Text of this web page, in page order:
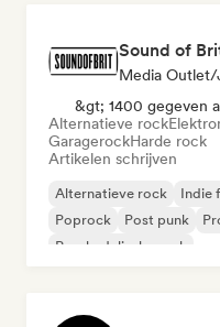
Sound of
Media Outlet/
&gt; 1400 gegeven
Alternatieve rock
GaragerockHarde rock
Artikelen schrijven
Alternatieve rock Indie
Poprock
Post punk
Psychedelische rock